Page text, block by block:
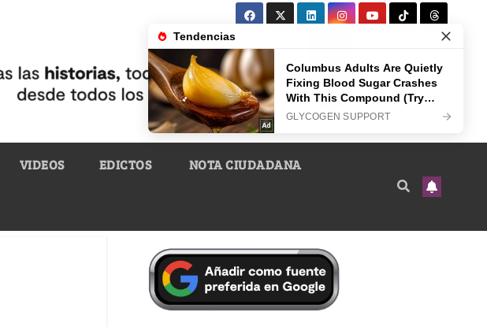
VIDEOS EDICTOS NOTA CIUDADANA